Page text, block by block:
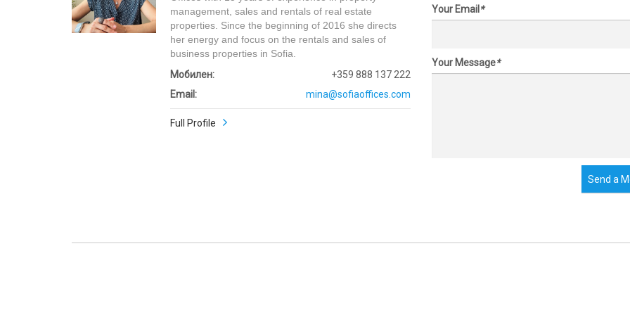
management, sales and rentals of real estate
properties. Since the beginning of 2016 she directs
her energy and focus on the rentals and sales of
business properties in Sofia.
Мобилен:
+359 888 137 222
Email:
mina@sofiaoffices.com
Full Profile
Your Email *
Your Message*
Send a